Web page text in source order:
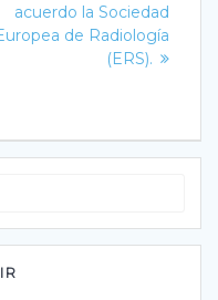
acuerdo la Sociedad
de Radiología
(ERS).